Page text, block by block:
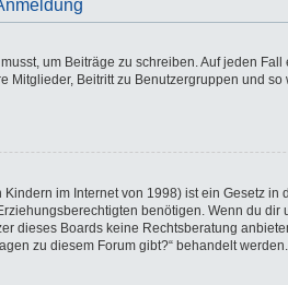
um Beiträge zu schreiben. Auf jeden
Beitritt zu Benutzergruppen und
im Internet von 1998) ist ein Gesetz
benötigen. Wenn du
dieses Boards keine Rechtsberatung
zu diesem Forum gibt?“ behandelt werden.